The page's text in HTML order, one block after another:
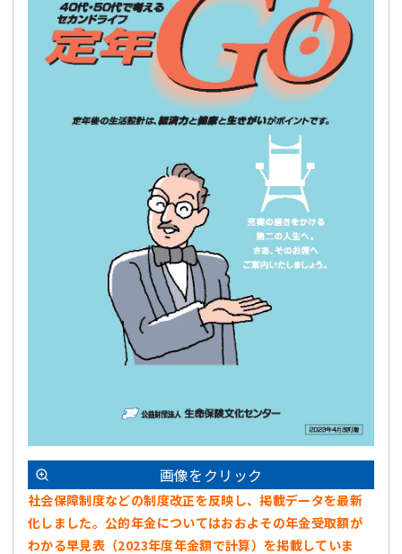
画像をクリック
社会保障制度などの制度改正を反映し、掲載データを最新
化しました。公的年金についてはおおよその年金受取額が
わかる早見表（2023年度年金額で計算）を掲載していま